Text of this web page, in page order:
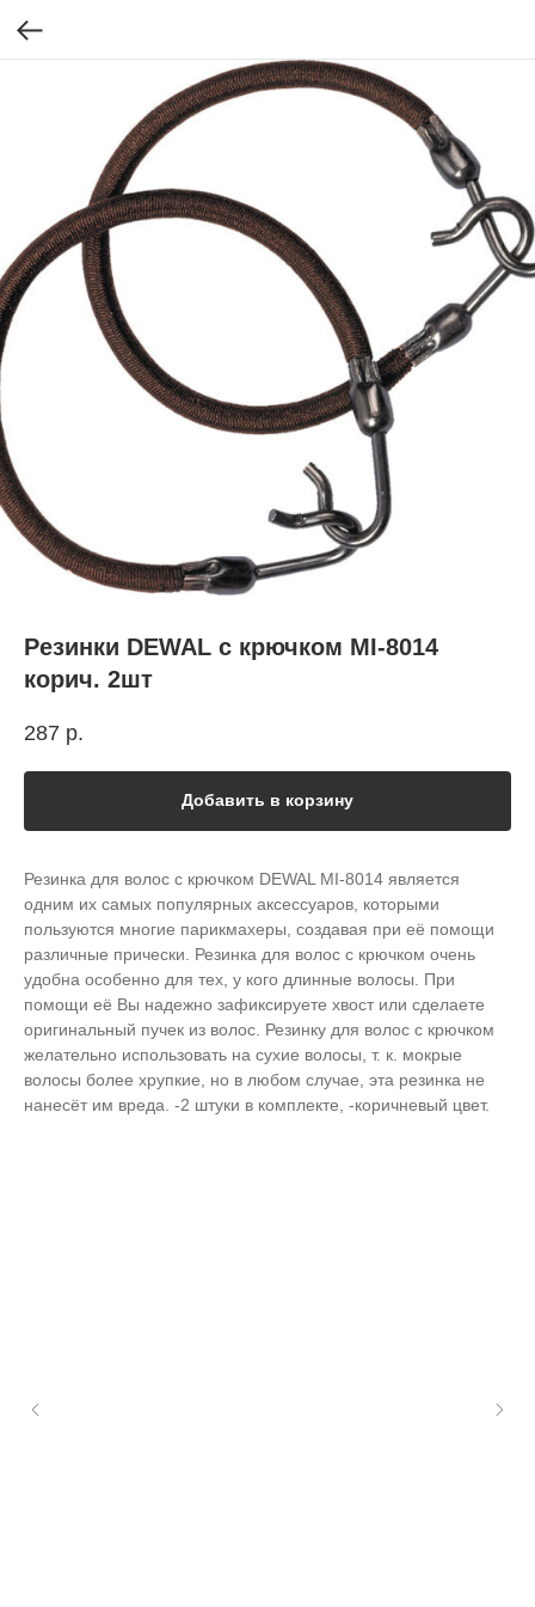
Резинки DEWAL с крючком MI-8014
корич. 2шт
287 р.
Добавить в корзину
Резинка для волос с крючком DEWAL MI-8014 является
одним их самых популярных аксессуаров, которыми
пользуются многие парикмахеры, создавая при её помощи
различные прически. Резинка для волос с крючком очень
удобна особенно для тех, у кого длинные волосы. При
помощи её Вы надежно зафиксируете хвост или сделаете
оригинальный пучек из волос. Резинку для волос с крючком
желательно использовать на сухие волосы, т. к. мокрые
волосы более хрупкие, но в любом случае, эта резинка не
нанесёт им вреда. -2 штуки в комплекте, -коричневый цвет.